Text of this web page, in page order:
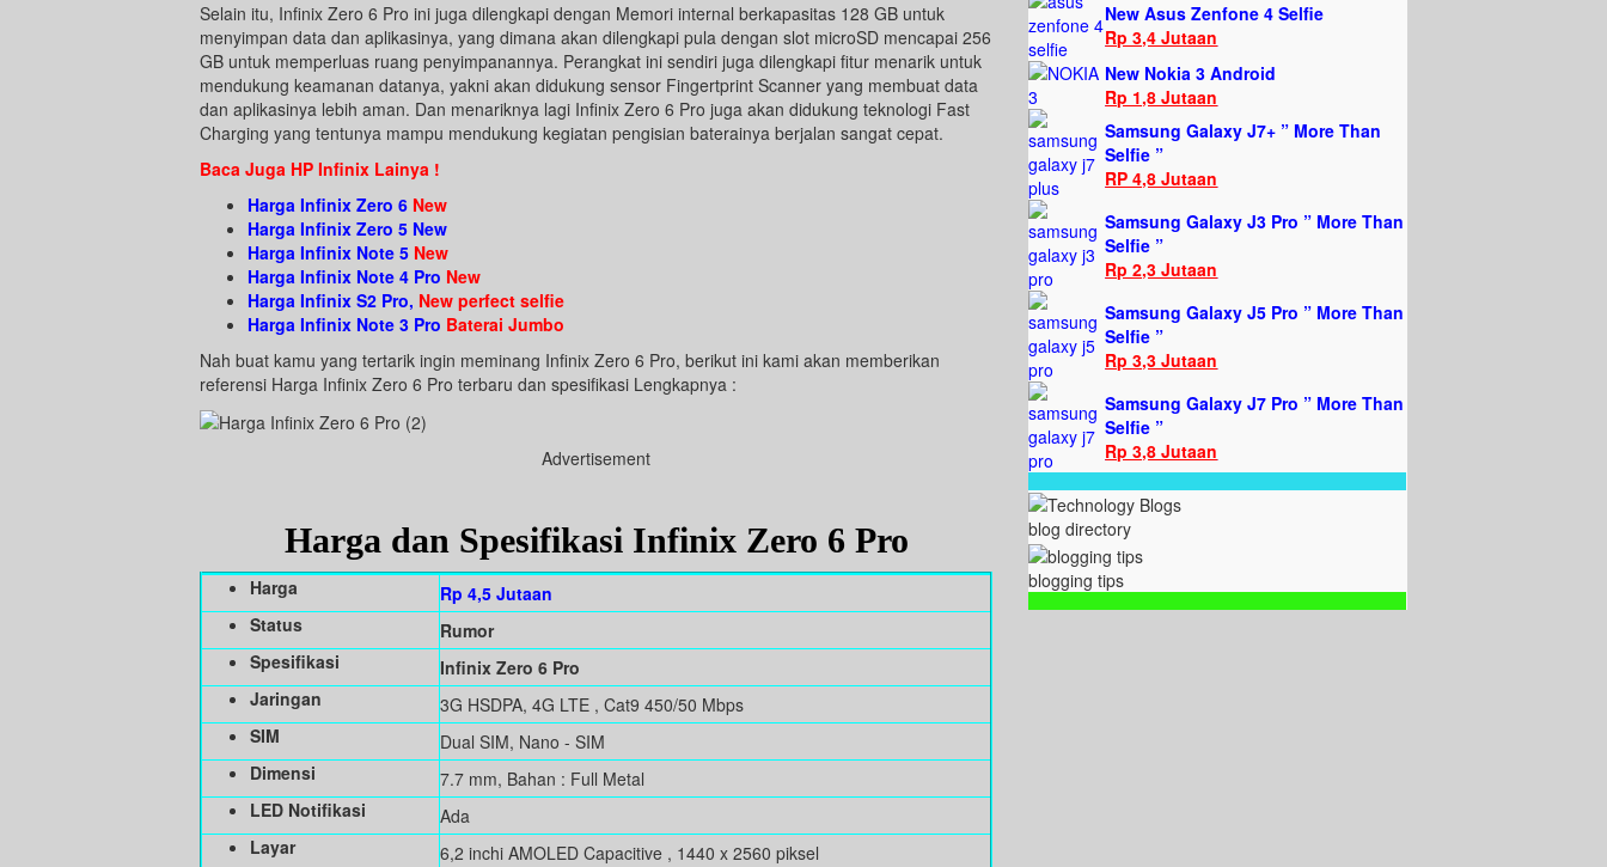
Selain itu, Infinix Zero 6 Pro ini juga dilengkapi dengan Memori internal berkapasitas 128 GB untuk
menyimpan data dan aplikasinya, yang dimana akan dilengkapi pula dengan slot microSD mencapai 256
GB untuk memperluas ruang penyimpanannya. Perangkat ini sendiri juga dilengkapi fitur menarik untuk
mendukung keamanan datanya, yakni akan didukung sensor Fingertprint Scanner yang membuat data
dan aplikasinya lebih aman. Dan menariknya lagi Infinix Zero 6 Pro juga akan didukung teknologi Fast
Charging yang tentunya mampu mendukung kegiatan pengisian baterainya berjalan sangat cepat.
Baca Juga HP Infinix Lainya !
Harga Infinix Zero 6 New
Harga Infinix Zero 5 New
Harga Infinix Note 5 New
Harga Infinix Note 4 Pro New
Harga Infinix S2 Pro, New perfect selfie
Harga Infinix Note 3 Pro Baterai Jumbo
Nah buat kamu yang tertarik ingin meminang Infinix Zero 6 Pro, berikut ini kami akan memberikan
referensi Harga Infinix Zero 6 Pro terbaru dan spesifikasi Lengkapnya :
Advertisement
Harga dan Spesifikasi Infinix Zero 6 Pro
Harga
Rp 4,5 Jutaan
Status
Rumor
Spesifikasi
Infinix Zero 6 Pro
Jaringan
3G HSDPA, 4G LTE , Cat9 450/50 Mbps
SIM
Dual SIM, Nano - SIM
Dimensi
7.7 mm, Bahan : Full Metal
LED Notifikasi
Ada
Layar
6,2 inchi AMOLED Capacitive , 1440 x 2560 piksel
New Asus Zenfone 4 Selfie
Rp 3,4 Jutaan
New Nokia 3 Android
Rp 1,8 Jutaan
Samsung Galaxy J7+ ” More Than
Selfie ”
RP 4,8 Jutaan
Samsung Galaxy J3 Pro ” More Than
Selfie ”
Rp 2,3 Jutaan
Samsung Galaxy J5 Pro ” More Than
Selfie ”
Rp 3,3 Jutaan
Samsung Galaxy J7 Pro ” More Than
Selfie ”
Rp 3,8 Jutaan
blog directory
blogging tips